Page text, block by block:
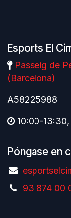
Esports El
Passeig de
(Barcelona)
A58225988
10:00-13:30,
Póngase en
93 874 00